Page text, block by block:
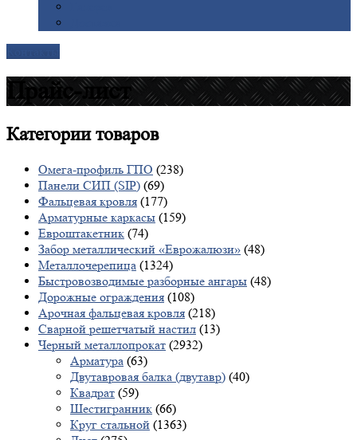
Прайс-лист
Категориитоваров
Омега-профиль ГПО (238)
Панели СИП (SIP) (69)
Фальцевая кровля (177)
Арматурные каркасы (159)
Евроштакетник (74)
Забор металлический «Еврожалюзи» (48)
Металлочерепица (1324)
Быстровозводимые разборные ангары (48)
Дорожные ограждения (108)
Арочная фальцевая кровля (218)
Сварной решетчатый настил (13)
Черный металлопрокат (2932)
Арматура (63)
Двутавровая балка (двутавр) (40)
Квадрат (59)
Шестигранник (66)
Круг стальной (1363)